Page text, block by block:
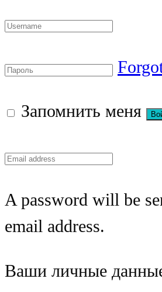
Запомнить меня
A password will be
email address.
Ваши личные